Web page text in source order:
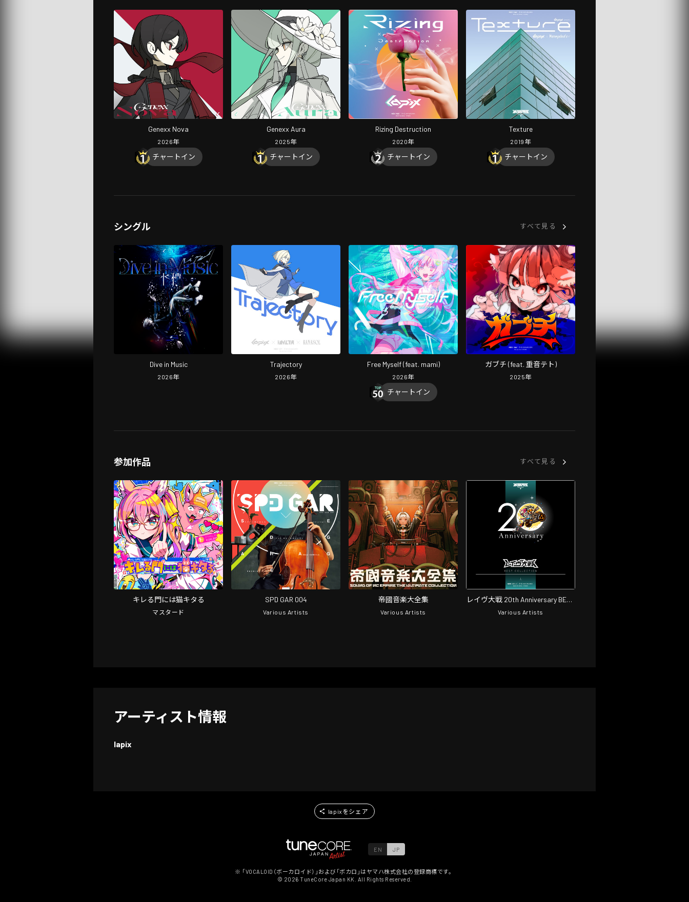
Genexx Nova
2026年
チャートイン
Genexx Aura
2025年
チャートイン
Rizing Destruction
2020年
チャートイン
Texture
2019 年
チャートイン
シングル すべて見る
Dive in Music
2026年
Trajectory
2026年
Free Myself (feat. mami)
2026年
チャートイン
ガブチ (feat. 重音テト)
2025年
参加作品 すべて見る
キレる門には猫キタる
マスタード
SPD GAR 004
Various Artists
帝國音楽大全集
Various Artists
レイヴ大戦 20th Anniversary BEST
COLLECTION 上
Various Artists
アーティスト情報
lapix
lapixをシェア
EN JP
※ 「VOCALOID（ボーカロイド）」および「ボカロ」はヤマハ株式会社の登録商標です。
© 2026 TuneCore Japan KK. All Rights Reserved.